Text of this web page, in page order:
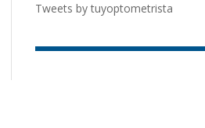
Tweets by tuyoptometrista